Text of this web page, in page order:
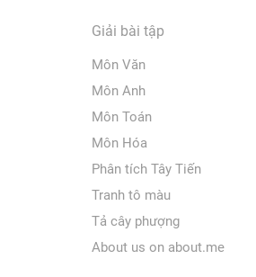
Giải bài tập
Môn Văn
Môn Anh
Môn Toán
Môn Hóa
Phân tích Tây Tiến
Tranh tô màu
Tả cây phượng
About us on about.me